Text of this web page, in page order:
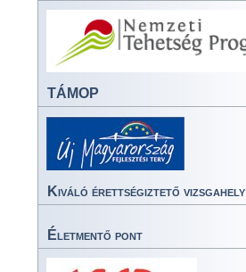
TÁMOP
Kiváló érettségiztető vizsgahely
Életmentő pont